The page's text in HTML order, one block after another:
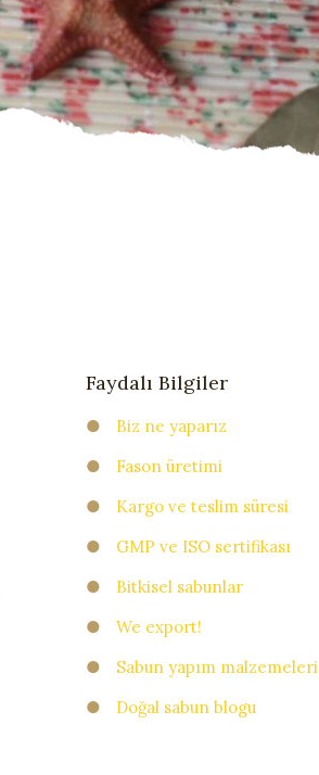
Faydalı Bilgiler
●
Biz ne yaparız
●
Fason üretimi
●
Kargo ve teslim süresi
●
GMP ve ISO sertifikası
●
Bitkisel sabunlar
●
We export!
●
Sabun yapım malzemeleri
●
Doğal sabun blogu